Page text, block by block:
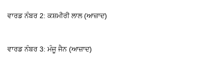
ਵਾਰਡ ਨੰਬਰ 2: ਕਸ਼ਮੀਰੀ ਲਾਲ (ਆਜ਼ਾਦ)
ਵਾਰਡ ਨੰਬਰ 3: ਮੰਜੂ ਜੈਨ (ਆਜ਼ਾਦ)